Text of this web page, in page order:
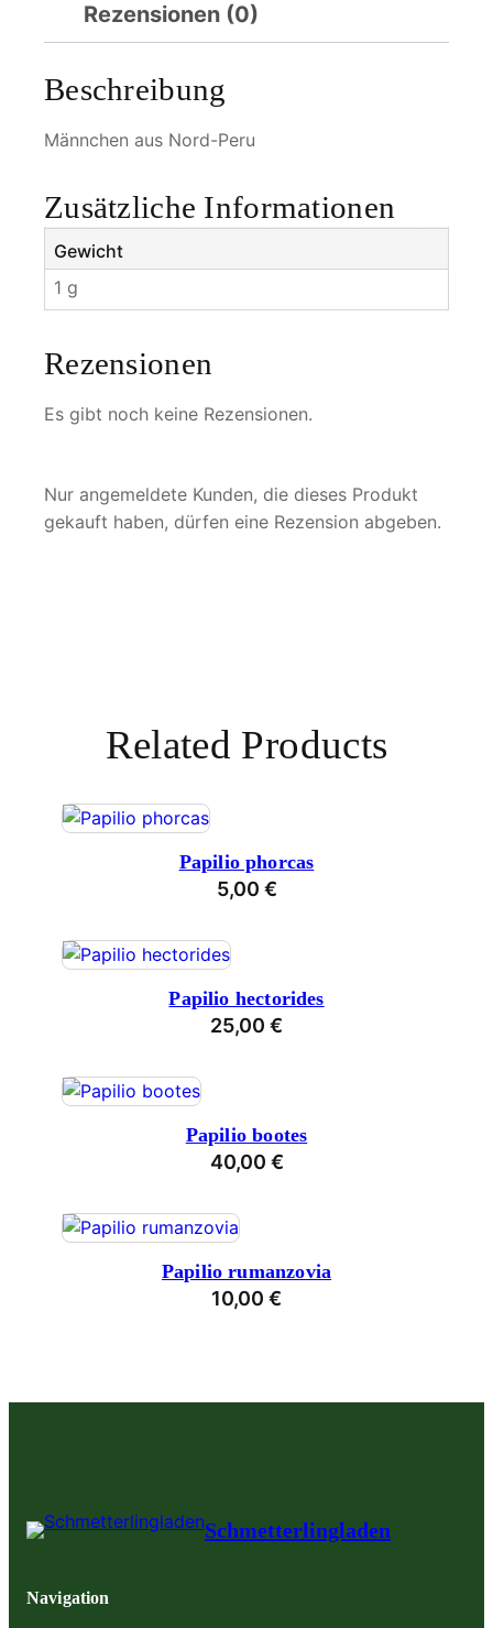
e
i
n
s
M
e
n
g
Rezensionen (0)
Beschreibung
Männchen aus Nord-Peru
Zusätzliche Informationen
Gewicht
1 g
Rezensionen
Es gibt noch keine Rezensionen.
Nur angemeldete Kunden, die dieses Produkt
gekauft haben, dürfen eine Rezension abgeben.
Related Products
Papilio phorcas
5,00 €
Papilio hectorides
25,00 €
Papilio bootes
40,00 €
Papilio rumanzovia
10,00 €
Schmetterlingladen
Navigation